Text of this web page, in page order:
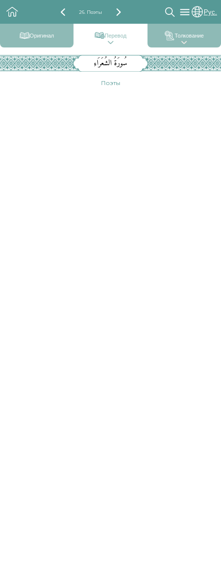
26. Поэты Рус.
Оригинал Перевод Толкование
سُورَةُ الشُعَرَاءِ
Поэты